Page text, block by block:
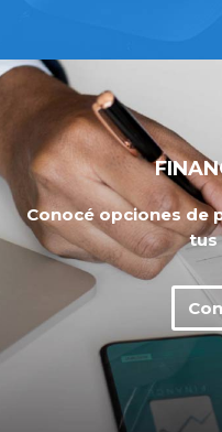
Conocé opciones de
tus